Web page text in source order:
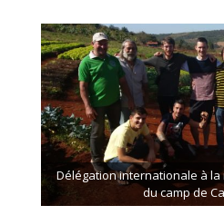
Délégation internationale à
du camp de